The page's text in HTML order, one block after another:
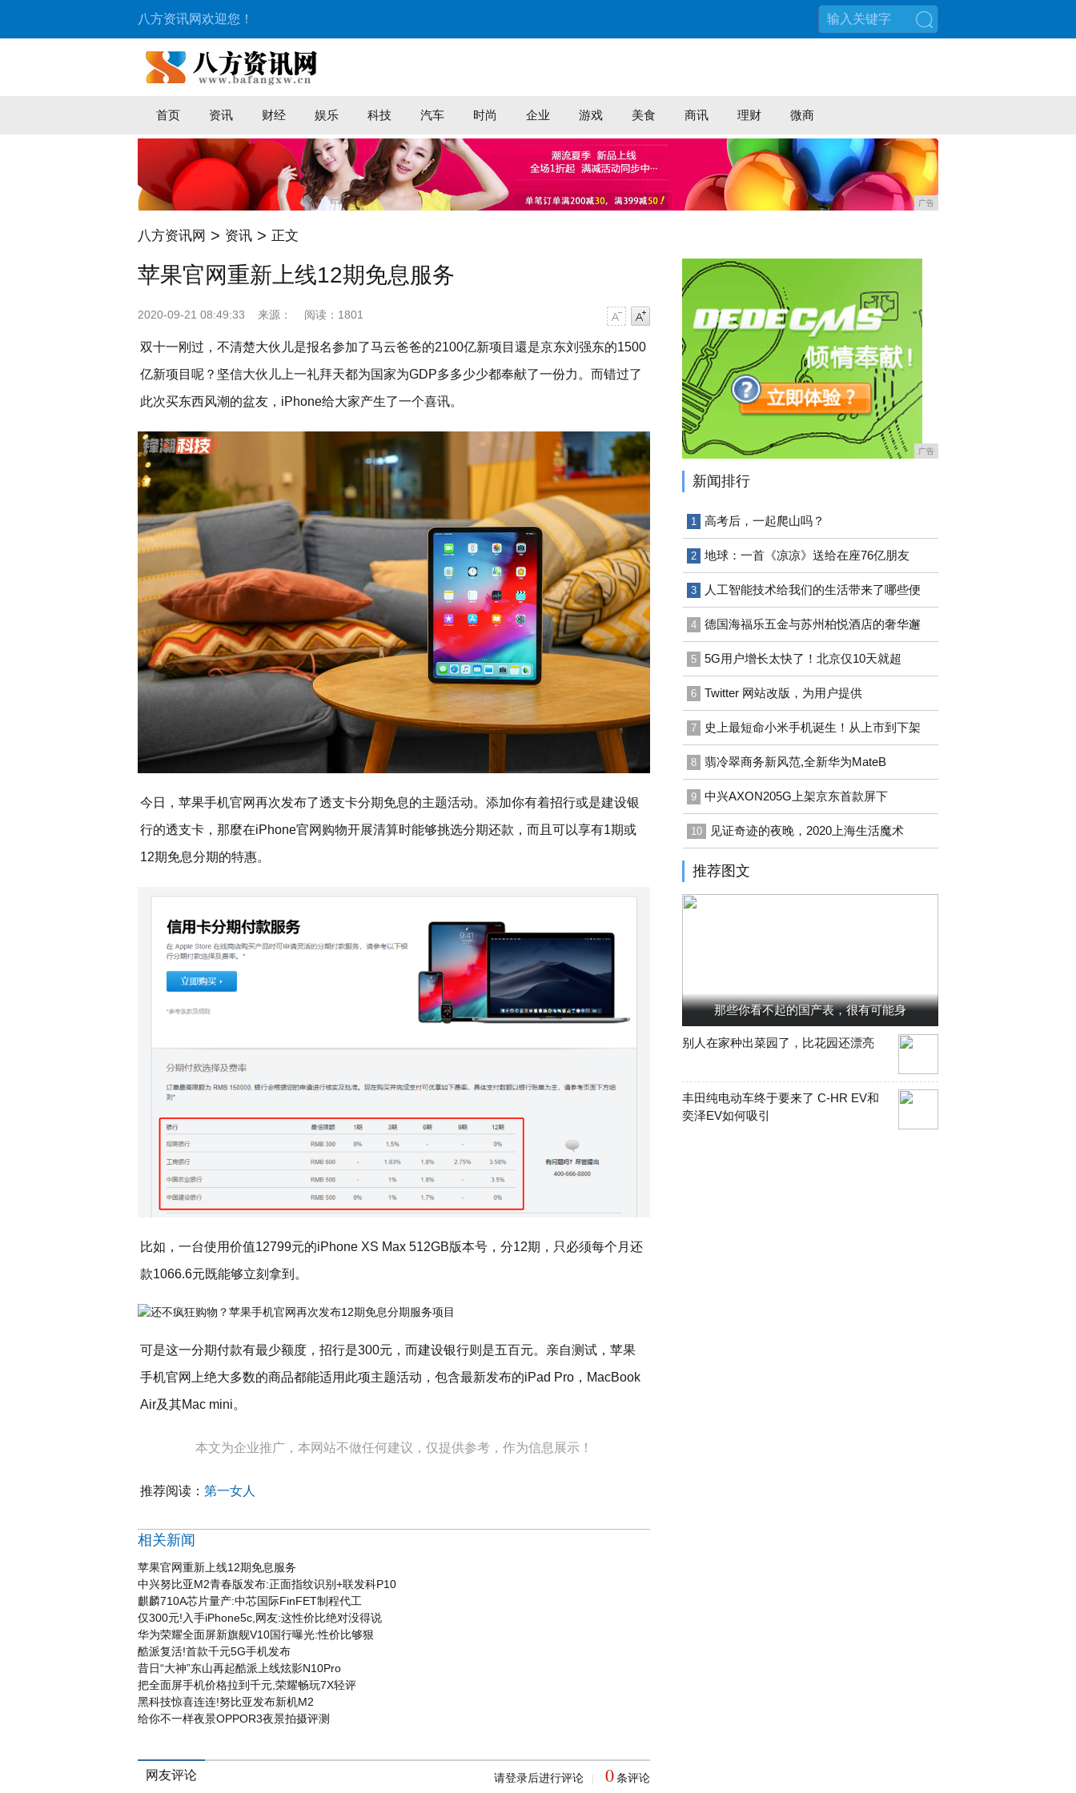
八方资讯网欢迎您！
首页 资讯 财经 娱乐 科技 汽车 时尚 企业 游戏 美食 商讯 理财 微商
广告
八方资讯网 > 资讯 > 正文
苹果官网重新上线12期免息服务
2020-09-21 08:49:33 来源： 阅读：1801
双十一刚过，不清楚大伙儿是报名参加了马云爸爸的2100亿新项目還是京东刘强东的1500
亿新项目呢？坚信大伙儿上一礼拜天都为国家为GDP多多少少都奉献了一份力。而错过了
此次买东西风潮的盆友，iPhone给大家产生了一个喜讯。
今日，苹果手机官网再次发布了透支卡分期免息的主题活动。添加你有着招行或是建设银
行的透支卡，那麼在iPhone官网购物开展清算时能够挑选分期还款，而且可以享有1期或
12期免息分期的特惠。
比如，一台使用价值12799元的iPhone XS Max 512GB版本号，分12期，只必须每个月还
款1066.6元既能够立刻拿到。
可是这一分期付款有最少额度，招行是300元，而建设银行则是五百元。亲自测试，苹果
手机官网上绝大多数的商品都能适用此项主题活动，包含最新发布的iPad Pro，MacBook
Air及其Mac mini。
本文为企业推广，本网站不做任何建议，仅提供参考，作为信息展示！
推荐阅读： 第一女人
相关新闻
苹果官网重新上线12期免息服务
中兴努比亚M2青春版发布:正面指纹识别+联发科P10
麒麟710A芯片量产:中芯国际FinFET制程代工
仅300元!入手iPhone5c,网友:这性价比绝对没得说
华为荣耀全面屏新旗舰V10国行曝光:性价比够狠
酷派复活!首款千元5G手机发布
昔日“大神”东山再起酷派上线炫影N10Pro
把全面屏手机价格拉到千元,荣耀畅玩7X轻评
黑科技惊喜连连!努比亚发布新机M2
给你不一样夜景OPPOR3夜景拍摄评测
网友评论 请登录后进行评论 0条评论
广告
新闻排行
1 高考后，一起爬山吗？
2 地球：一首《凉凉》送给在座76亿朋友
3 人工智能技术给我们的生活带来了哪些便
4 德国海福乐五金与苏州柏悦酒店的奢华邂
5 5G用户增长太快了！北京仅10天就超
6 Twitter 网站改版，为用户提供
7 史上最短命小米手机诞生！从上市到下架
8 翡冷翠商务新风范,全新华为MateB
9 中兴AXON205G上架京东首款屏下
10 见证奇迹的夜晚，2020上海生活魔术
推荐图文
那些你看不起的国产表，很有可能身
别人在家种出菜园了，比花园还漂亮
丰田纯电动车终于要来了 C-HR EV和
奕泽EV如何吸引